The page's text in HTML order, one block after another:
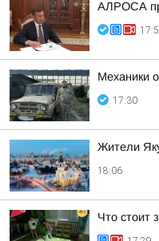
АЛРОСА
Механики
17:30
Жители
18:06
Что стоит